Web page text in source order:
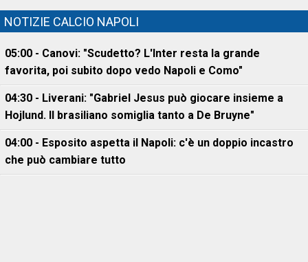
NOTIZIE CALCIO NAPOLI
05:00 - Canovi: "Scudetto? L'Inter resta la grande
favorita, poi subito dopo vedo Napoli e Como"
04:30 - Liverani: "Gabriel Jesus può giocare insieme a
Hojlund. Il brasiliano somiglia tanto a De Bruyne"
04:00 - Esposito aspetta il Napoli: c'è un doppio incastro
che può cambiare tutto